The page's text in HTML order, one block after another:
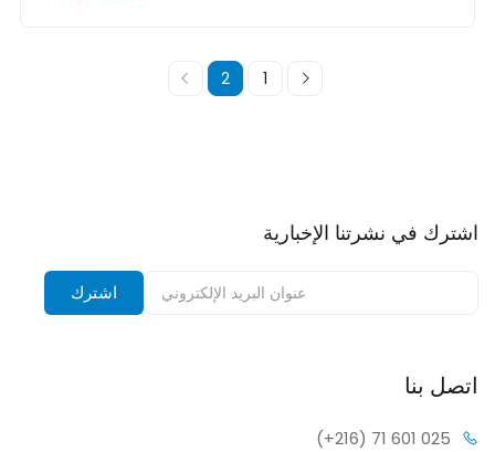
1
2
اشترك في نشرتنا الإخبارية
اشترك
اتصل بنا
(+216) 71 601 025